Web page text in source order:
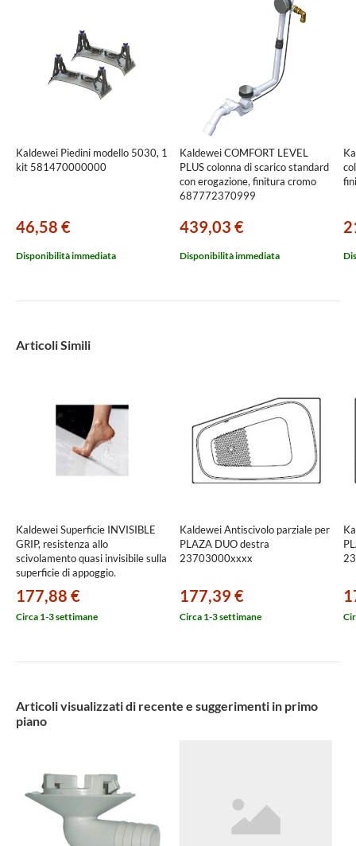
Kaldewei Piedini modello 5030, 1
kit 581470000000
46,58 €
Disponibilità immediata
Kaldewei COMFORT LEVEL
PLUS colonna di scarico standard
con erogazione, finitura cromo
687772370999
439,03 €
Disponibilità immediata
Articoli Simili
Kaldewei Superficie INVISIBLE
GRIP, resistenza allo
scivolamento quasi invisibile sulla
superficie di appoggio.
177,88 €
Circa 1-3 settimane
Kaldewei Antiscivolo parziale per
PLAZA DUO destra
23703000xxxx
177,39 €
Circa 1-3 settimane
Articoli visualizzati di recente e suggerimenti in primo
piano